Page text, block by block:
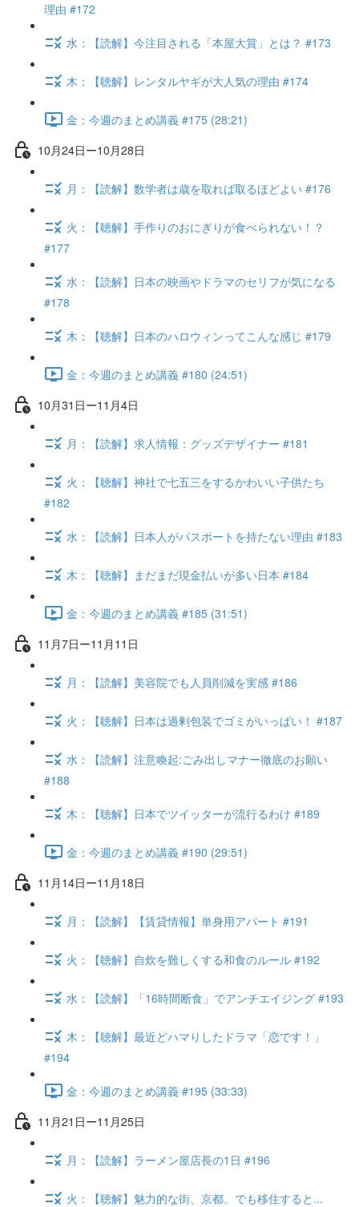
理由 #172
水：【読解】今注目される「本屋大賞」とは？ #173
木：【聴解】レンタルヤギが大人気の理由 #174
金：今週のまとめ講義 #175 (28:21)
10月24日ー10月28日
月：【読解】数学者は歳を取れば取るほどよい #176
火：【聴解】手作りのおにぎりが食べられない！？
#177
水：【読解】日本の映画やドラマのセリフが気になる
#178
木：【聴解】日本のハロウィンってこんな感じ #179
金：今週のまとめ講義 #180 (24:51)
10月31日ー11月4日
月：【読解】求人情報：グッズデザイナー #181
火：【聴解】神社で七五三をするかわいい子供たち
#182
水：【読解】日本人がパスポートを持たない理由 #183
木：【聴解】まだまだ現金払いが多い日本 #184
金：今週のまとめ講義 #185 (31:51)
11月7日ー11月11日
月：【読解】美容院でも人員削減を実感 #186
火：【聴解】日本は過剰包装でゴミがいっぱい！ #187
水：【読解】注意喚起:ごみ出しマナー徹底のお願い
#188
木：【聴解】日本でツイッターが流行るわけ #189
金：今週のまとめ講義 #190 (29:51)
11月14日ー11月18日
月：【読解】【賃貸情報】単身用アパート #191
火：【聴解】自炊を難しくする和食のルール #192
水：【読解】「16時間断食」でアンチエイジング #193
木：【聴解】最近どハマりしたドラマ「恋です！」
#194
金：今週のまとめ講義 #195 (33:33)
11月21日ー11月25日
月：【読解】ラーメン屋店長の1日 #196
火：【聴解】魅力的な街、京都。でも移住すると...